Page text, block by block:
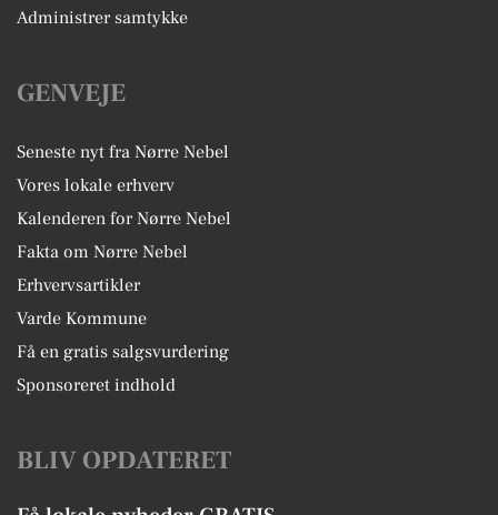
Administrer samtykke
GENVEJE
Seneste nyt fra Nørre Nebel
Vores lokale erhverv
Kalenderen for Nørre Nebel
Fakta om Nørre Nebel
Erhvervsartikler
Varde Kommune
Få en gratis salgsvurdering
Sponsoreret indhold
BLIV OPDATERET